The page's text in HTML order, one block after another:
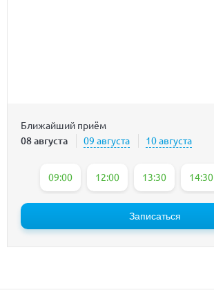
Ближайший приём
08 августа 09 августа 10 августа
09:00 12:00 13:30 14:30
Записаться